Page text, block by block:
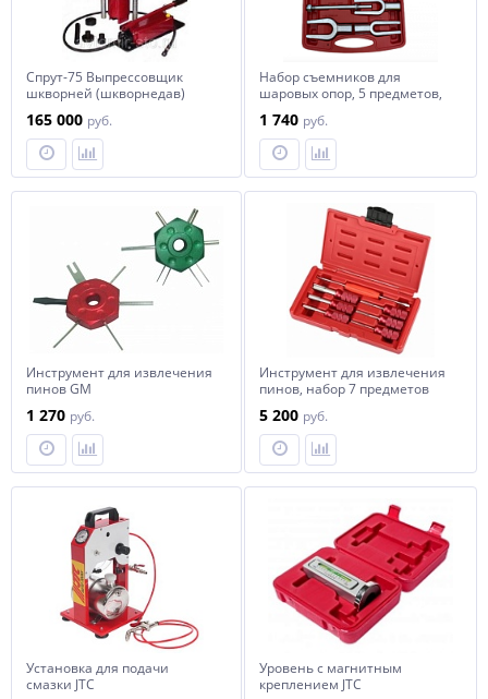
Спрут-75 Выпрессовщик
шкворней (шкворнедав)
165 000 руб.
Набор съемников для
шаровых опор, 5 предметов,
КИТАЙ
1 740 руб.
Инструмент для извлечения
пинов GM
1 270 руб.
Инструмент для извлечения
пинов, набор 7 предметов
5 200 руб.
Установка для подачи
смазки JTC
Уровень с магнитным
креплением JTC